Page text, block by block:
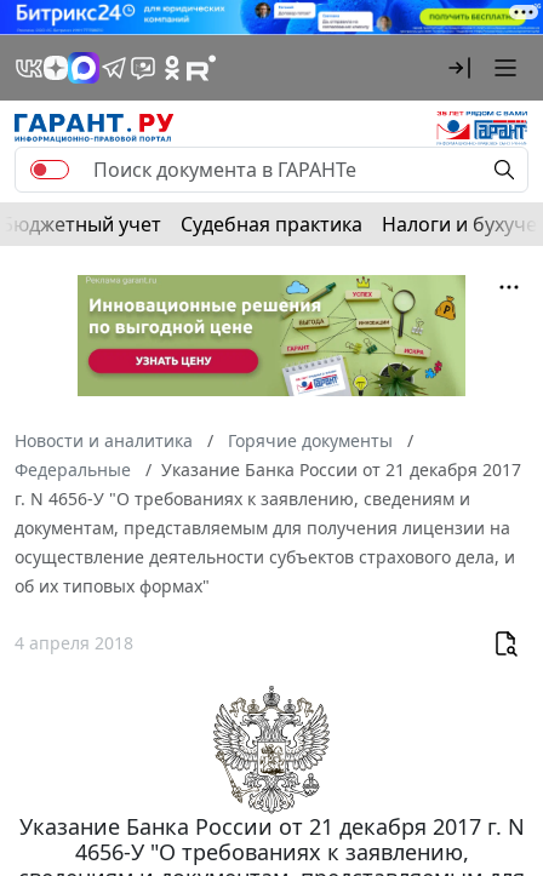
Бюджетный учет Судебная практика Налоги и
Новости и аналитика
Горячие документы
Федеральные
Указание Банка России от 21 декабря 2017
г. N 4656-У "О требованиях к заявлению, сведениям и
документам, представляемым для получения лицензии на
осуществление деятельности субъектов страхового дела, и
об их типовых формах"
4 апреля 2018
Указание Банка России от 21 декабря 2017 г. N
4656-У "О требованиях к заявлению,